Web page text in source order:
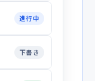
進行中
下書き